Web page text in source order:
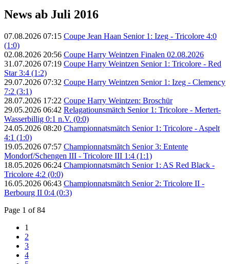
News ab Juli 2016
07.08.2026 07:15 Coupe Jean Haan Senior 1: Izeg - Tricolore 4:0
(1:0)
02.08.2026 20:56 Coupe Harry Weintzen Finalen 02.08.2026
31.07.2026 07:19 Coupe Harry Weintzen Senior 1: Tricolore - Red
Star 3:4 (1:2)
29.07.2026 07:32 Coupe Harry Weintzen Senior 1: Izeg - Clemency
7:2 (3:1)
28.07.2026 17:22 Coupe Harry Weintzen: Broschür
29.05.2026 06:42 Relagatiounsmätch Senior 1: Tricolore - Mertert-
Wasserbillig 0:1 n.V. (0:0)
24.05.2026 08:20 Championnatsmätch Senior 1: Tricolore - Aspelt
4:1 (1:0)
19.05.2026 07:57 Championnatsmätch Senior 3: Entente
Mondorf/Schengen III - Tricolore III 1:4 (1:1)
18.05.2026 06:24 Championnatsmätch Senior 1: AS Red Black -
Tricolore 4:2 (0:0)
16.05.2026 06:43 Championnatsmätch Senior 2: Tricolore II -
Berbourg II 0:4 (0:3)
Page 1 of 84
1
2
3
4